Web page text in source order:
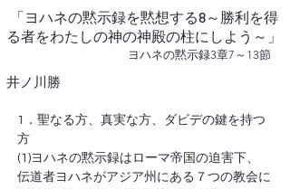
「ヨハネの黙示録を黙想する8～勝利を得
る者をわたしの神の神殿の柱にしよう～」
ヨハネの黙示録3章7～13節
井ノ川勝
1．聖なる方、真実な方、ダビデの鍵を持つ
方
(1)ヨハネの黙示録はローマ帝国の迫害下、
伝道者ヨハネがアジア州にある７つの教会に